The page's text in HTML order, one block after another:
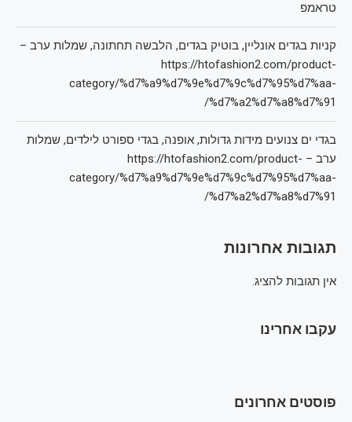
טראמפ
קניות בגדים אונליין, בוטיק בגדים, הלבשה תחתונה, שמלות ערב –
https://htofashion2.com/product-
category/%d7%a9%d7%9e%d7%9c%d7%95%d7%aa-
%d7%a2%d7%a8%d7%91/
בגדי ים צנועים מידות גדולות, אופנה, בגדי ספורט לילדים, שמלות
ערב – https://htofashion2.com/product-
category/%d7%a9%d7%9e%d7%9c%d7%95%d7%aa-
%d7%a2%d7%a8%d7%91/
תגובות אחרונות
אין תגובות להציג.
עקבו אחרינו
פוסטים אחרונים